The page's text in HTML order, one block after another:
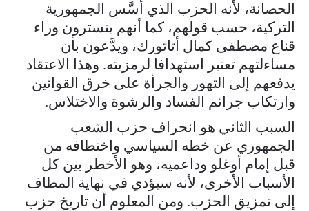
الحصانة، لأنه الحزب الذي أسَّس الجمهورية
التركية، حسب قولهم، كما أنهم يتسترون وراء
قناع مصطفى كمال أتاتورك، ويدَّعون بأن
مساءلتهم تعتبر استهدافا لرمزيته. وهذا الاعتقاد
يدفعهم إلى التهور والجرأة على خرق القوانين
وارتكاب جرائم الفساد والرشوة والاختلاس.
السبب الثاني هو انحراف حزب الشعب
الجمهوري عن خطه السياسي واختطافه من
قبل إمام أوغلو وداعميه، وهو الأخطر بين كل
الأسباب الأخرى، لأنه سيؤدي في نهاية المطاف
إلى تمزيق الحزب. ومن المعلوم أن تاريخ حزب